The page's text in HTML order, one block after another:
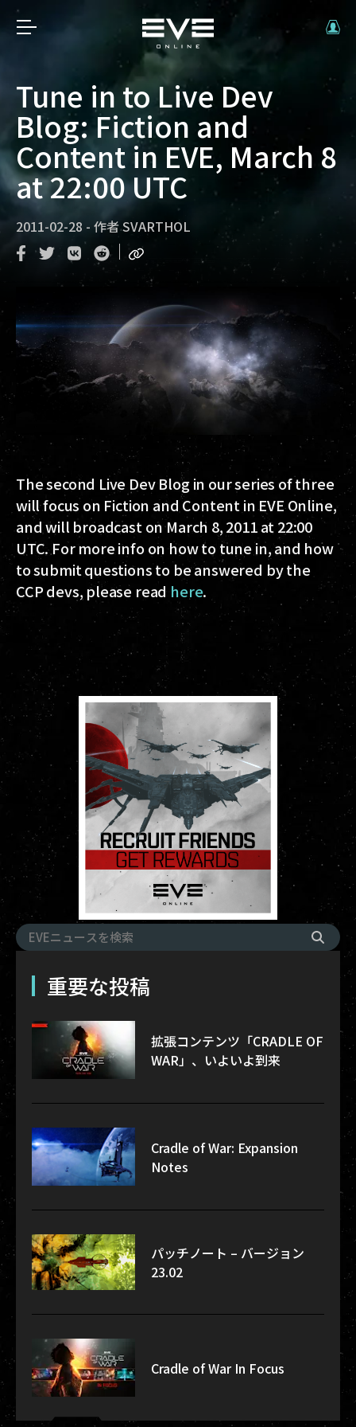
Tune in to Live Dev
Blog: Fiction and
Content in EVE, March 8
at 22:00 UTC
2011-02-28 - 作者SVARTHOL
The second Live Dev Blog in our series of three
will focus on Fiction and Content in EVE Online,
and will broadcast on March 8, 2011 at 22:00
UTC. For more info on how to tune in, and how
to submit questions to be answered by the
CCP devs, please read here.
重要な投稿
拡張コンテンツ「CRADLE OF
WAR」、いよいよ到来
Cradle of War: Expansion
Notes
パッチノート – バージョン
23.02
Cradle of War In Focus